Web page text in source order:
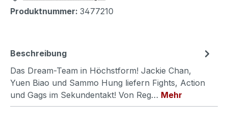
Produktnummer: 3477210
Beschreibung
Das Dream-Team in Höchstform! Jackie Chan,
Yuen Biao und Sammo Hung liefern Fights, Action
und Gags im Sekundentakt! Von Reg… Mehr